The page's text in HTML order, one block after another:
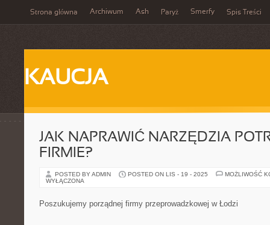
Strona główna Archiwum Ash Paryż Smerfy Spis Treści
KAUCJA
JAK NAPRAWIĆ NARZĘDZIA
FIRMIE?
POSTED BY ADMIN POSTED ON LIS - 19 - 2025
MOŻLIWOŚĆ
WYŁĄCZONA
Poszukujemy porządnej firmy przeprowadzkowej w Łodzi